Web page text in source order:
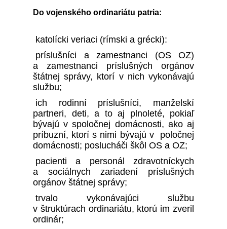
Do vojenského ordinariátu patria:
katolícki veriaci (rímski a grécki):
príslušníci a zamestnanci (OS OZ)
a zamestnanci príslušných orgánov
štátnej správy, ktorí v nich vykonávajú
službu;
ich rodinní príslušníci, manželskí
partneri, deti, a to aj plnoleté, pokiaľ
bývajú v spoločnej domácnosti, ako aj
príbuzní, ktorí s nimi bývajú v poločnej
domácnosti; poslucháči škôl OS a OZ;
pacienti a personál zdravotníckych
a sociálnych zariadení príslušných
orgánov štátnej správy;
trvalo vykonávajúci službu
v štruktúrach ordinariátu, ktorú im zveril
ordinár;